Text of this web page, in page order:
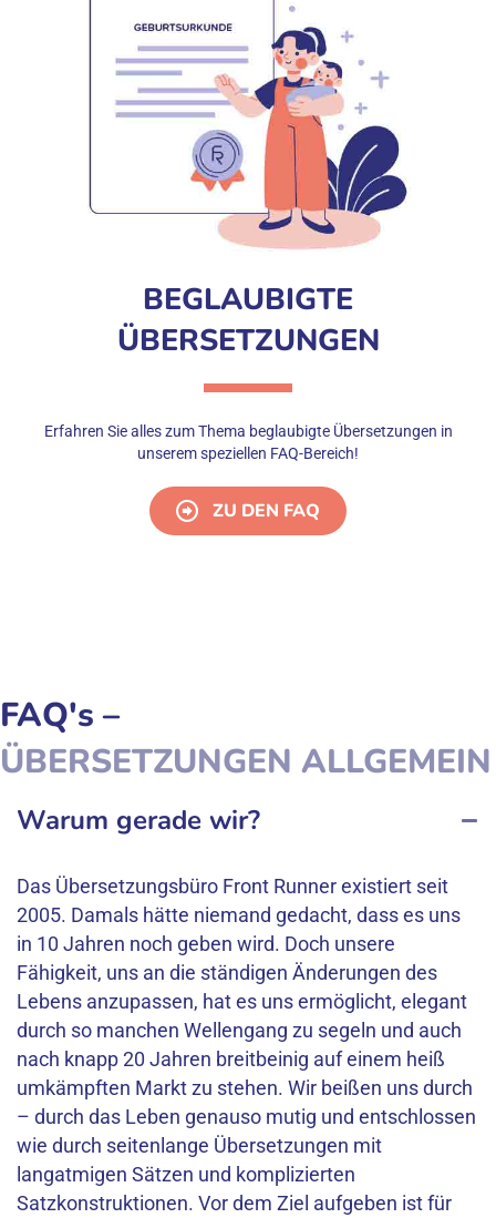
BEGLAUBIGTE
ÜBERSETZUNGEN
Erfahren Sie alles zum Thema beglaubigte Übersetzungen in
unserem speziellen FAQ-Bereich!
ZU DEN FAQ
FAQ's –
ÜBERSETZUNGEN ALLGEMEIN
Warum gerade wir?
Das Übersetzungsbüro Front Runner existiert seit
2005. Damals hätte niemand gedacht, dass es uns
in 10 Jahren noch geben wird. Doch unsere
Fähigkeit, uns an die ständigen Änderungen des
Lebens anzupassen, hat es uns ermöglicht, elegant
durch so manchen Wellengang zu segeln und auch
nach knapp 20 Jahren breitbeinig auf einem heiß
umkämpften Markt zu stehen. Wir beißen uns durch
– durch das Leben genauso mutig und entschlossen
wie durch seitenlange Übersetzungen mit
langatmigen Sätzen und komplizierten
Satzkonstruktionen. Vor dem Ziel aufgeben ist für